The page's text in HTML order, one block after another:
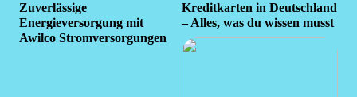
Zuverlässige
Energieversorgung mit
Awilco Stromversorgungen
Kreditkarten in Deutschland
– Alles, was du wissen musst